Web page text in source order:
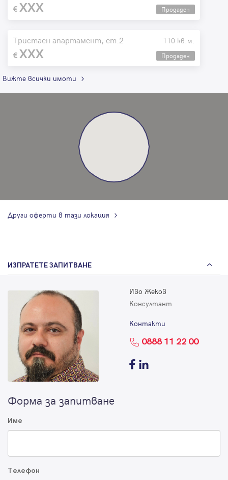
XXX Продаден
Тристаен апартамент, ет.2 110 кв.м.
XXX Продаден
Вижте всички имоти
Други оферти в тази локация
ИЗПРАТЕТЕ ЗАПИТВАНЕ
Иво Жеков
Консултант
Контакти
0888 11 22 00
Форма за запитване
Име
Телефон